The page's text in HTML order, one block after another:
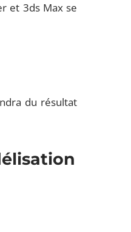
et 3ds Max se
du résultat